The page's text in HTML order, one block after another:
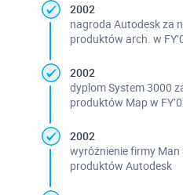
2002
nagroda Autodesk za
produktów arch. w
2002
dyplom System 3000
produktów Map w
2002
wyróżnienie firmy
produktów Autodesk